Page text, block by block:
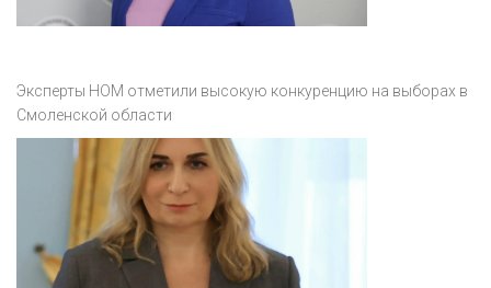
Эксперты НОМ отметили высокую конкуренцию на выборах в
Смоленской области